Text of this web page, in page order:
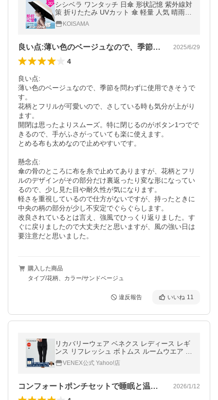
シシベラ ワンタッチ 日傘 形状記憶 紫外線対
策 折りたたみ UVカット 傘 軽量 人気 晴雨兼
用 遮光遮熱 丈夫 レディース 花柄 メンズ ゴ
ルフ キャンプ 夏
KOISAMA
良い点:薄い色のベージュなので、季節を… 2025/6/29
4
良い点:
薄い色のベージュなので、季節を問わずに使用できそうで
す。
花柄とフリルが可愛いので、さしている時も気分が上がり
ます。
開閉は思ったよりスムーズ。特に閉じるのがボタン1つでで
きるので、手がふさがっていても楽に使えます。
とめる布も太めなので止めやすいです。
懸念点:
傘の骨のところに布を糸で止めてありますが、花柄とフリ
ルのデザインがその部分だけ裏返ったり変な形になってい
るので、少し見た目や耐久性が気になります。
軽さを重視しているので仕方がないですが、持ったときに
中央の柄の部分が少し不安定でぐらぐらします。
改良されているとは言え、強風でひっくり返りました。す
ぐに戻りましたので大丈夫だと思いますが、風の強い日は
購入した商品
タイプ/花柄、カラー/サンドベージュ
違反報告 いいね 11
リカバリーウェア ベネクス レディース レギ
ンス リフレッシュ ボトムス ルームウエア V
ENEX
VENEX公式 Yahoo!店
コンフォートポンチセットで睡眠と温かい… 2026/1/12